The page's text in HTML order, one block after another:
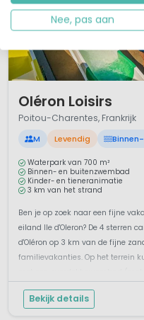
Oléron Loisirs
Poitou-Charentes, Frankrijk
M Levendig
Waterpark van 700 m²
Binnen- en buitenzwembad
Kinder- en tieneranimatie
3 km van het strand
Ben je op zoek naar een fijne
eiland Ile d'Oleron? De 4 sterren
d'Oléron op 3 km van de fijne
familievakanties. Op het terrein
buitenzwemba...
Bekijk details
Nee, pas aan